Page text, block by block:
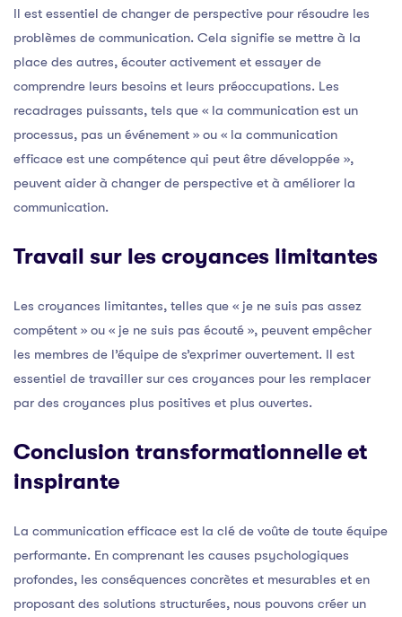
Il est essentiel de changer de perspective pour résoudre les
problèmes de communication. Cela signifie se mettre à la
place des autres, écouter activement et essayer de
comprendre leurs besoins et leurs préoccupations. Les
recadrages puissants, tels que « la communication est un
processus, pas un événement » ou « la communication
efficace est une compétence qui peut être développée »,
peuvent aider à changer de perspective et à améliorer la
communication.
Travail sur les croyances limitantes
Les croyances limitantes, telles que « je ne suis pas assez
compétent » ou « je ne suis pas écouté », peuvent empêcher
les membres de l’équipe de s’exprimer ouvertement. Il est
essentiel de travailler sur ces croyances pour les remplacer
par des croyances plus positives et plus ouvertes.
Conclusion transformationnelle et
inspirante
La communication efficace est la clé de voûte de toute équipe
performante. En comprenant les causes psychologiques
profondes, les conséquences concrètes et mesurables et en
proposant des solutions structurées, nous pouvons créer un